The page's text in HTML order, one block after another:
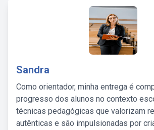
Sandra
Como orientador, minha entrega é
progresso dos alunos no contexto
técnicas pedagógicas que valorizam
autênticas e são impulsionadas por